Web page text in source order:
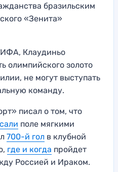
бразильским
«Зенита»
Клаудиньо
олимпийского золото
не могут выступать
команду.
писал о том, что
поле мягкими
700-й гол в клубной
где и когда пройдет
Россией и Ираком.